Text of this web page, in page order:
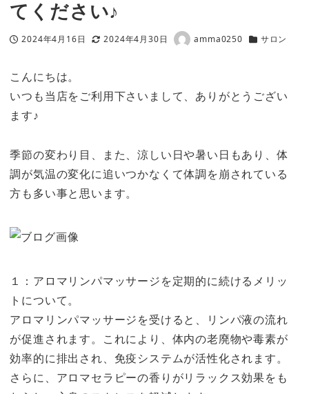
てください♪
投稿日
2024年4月16日
更新日
2024年4月30日
著
amma0250
カテゴリー
サロン
こんにちは。
いつも当店をご利用下さいまして、ありがとうござい
ます♪
季節の変わり目、また、涼しい日や暑い日もあり、体
調が気温の変化に追いつかなくて体調を崩されている
方も多い事と思います。
１：アロマリンパマッサージを定期的に続けるメリッ
トについて。
アロマリンパマッサージを受けると、リンパ液の流れ
が促進されます。これにより、体内の老廃物や毒素が
効率的に排出され、免疫システムが活性化されます。
さらに、アロマセラピーの香りがリラックス効果をも